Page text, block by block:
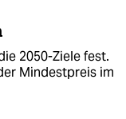
2050-Ziele fest.
Mindestpreis im